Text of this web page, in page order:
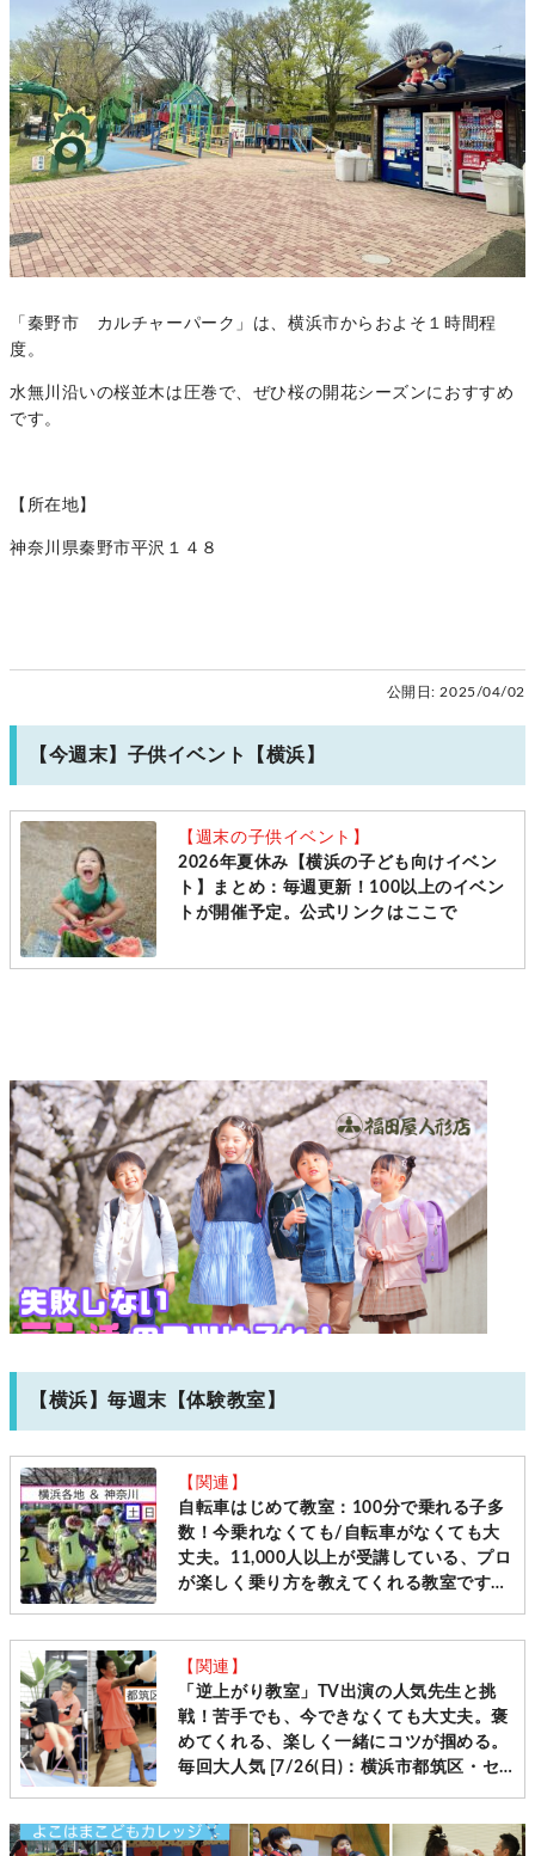
「秦野市 カルチャーパーク」は、横浜市からおよそ１時間程
度。
水無川沿いの桜並木は圧巻で、ぜひ桜の開花シーズンにおすすめ
です。
【所在地】
神奈川県秦野市平沢１４８
公開日: 2025/04/02
【今週末】子供イベント【横浜】
【週末の子供イベント】
2026年夏休み【横浜の子ども向けイベン
ト】まとめ：毎週更新！100以上のイベン
トが開催予定。公式リンクはここで
【横浜】毎週末【体験教室】
【関連】
自転車はじめて教室：100分で乗れる子多
数！今乗れなくても/自転車がなくても大
丈夫。11,000人以上が受講している、プロ
が楽しく乗り方を教えてくれる教室です
【関連】
「逆上がり教室」TV出演の人気先生と挑
戦！苦手でも、今できなくても大丈夫。褒
めてくれる、楽しく一緒にコツが掴める。
毎回大人気 [7/26(日)：横浜市都筑区・セ